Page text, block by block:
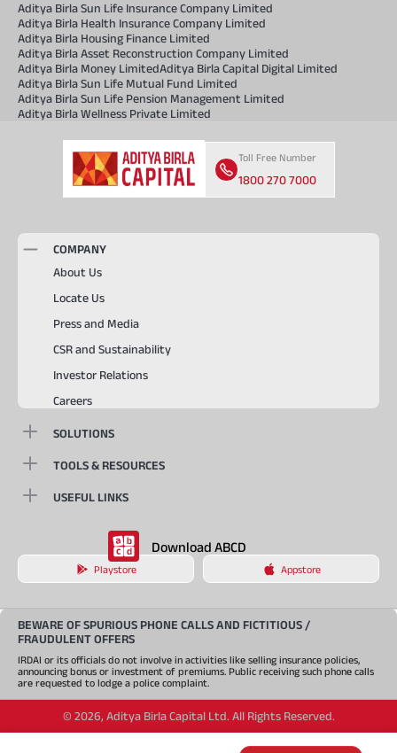
Aditya Birla Sun Life Insurance Company Limited
Aditya Birla Health Insurance Company Limited
Aditya Birla Housing Finance Limited
Aditya Birla Asset Reconstruction Company Limited
Aditya Birla Money LimitedAditya Birla Capital Digital Limited
Aditya Birla Sun Life Mutual Fund Limited
Aditya Birla Sun Life Pension Management Limited
Aditya Birla Wellness Private Limited
Toll Free Number
1800 270 7000
COMPANY
About Us
Locate Us
Press and Media
CSR and Sustainability
Investor Relations
Careers
SOLUTIONS
TOOLS & RESOURCES
USEFUL LINKS
Download ABCD
Playstore Appstore
BEWARE OF SPURIOUS PHONE CALLS AND FICTITIOUS /
FRAUDULENT OFFERS
IRDAI or its officials do not involve in activities like selling insurance policies,
announcing bonus or investment of premiums. Public receiving such phone calls
are requested to lodge a police complaint.
© 2026, Aditya Birla Capital Ltd. All Rights Reserved.